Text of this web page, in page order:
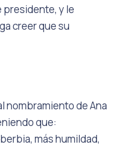
presidente, y le
creer que su
nombramiento de Ana
que:
más humildad,